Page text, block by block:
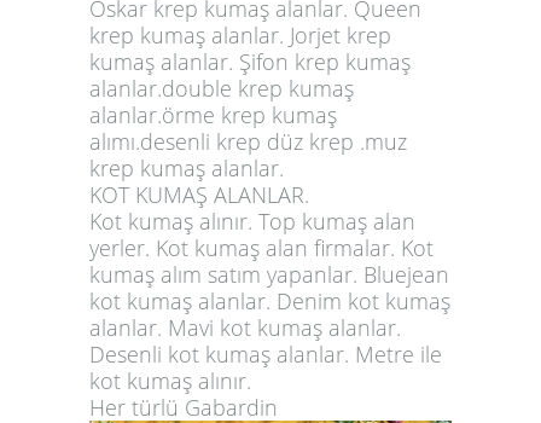
Oskar krep kumaş alanlar. Queen
krep kumaş alanlar. Jorjet krep
kumaş alanlar. Şifon krep kumaş
alanlar.double krep kumaş
alanlar.örme krep kumaş
alımı.desenli krep düz krep .muz
krep kumaş alanlar.
KOT KUMAŞ ALANLAR.
Kot kumaş alınır. Top kumaş alan
yerler. Kot kumaş alan firmalar. Kot
kumaş alım satım yapanlar. Bluejean
kot kumaş alanlar. Denim kot kumaş
alanlar. Mavi kot kumaş alanlar.
Desenli kot kumaş alanlar. Metre ile
kot kumaş alınır.
Her türlü Gabardin